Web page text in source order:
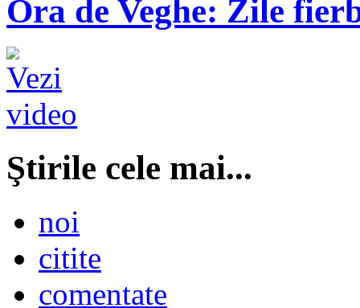
Ora de Veghe: Zile
Ştirile cele mai...
noi
citite
comentate